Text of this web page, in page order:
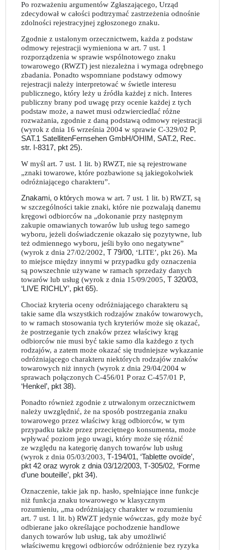
Po rozważeniu argumentów Zgłaszającego, Urząd
zdecydował w całości podtrzymać zastrzeżenia odnośnie
zdolności rejestracyjnej zgłoszonego znaku.
Zgodnie z ustalonym orzecznictwem, każda z podstaw
odmowy rejestracji wymieniona w art. 7 ust. 1
rozporządzenia w sprawie wspólnotowego znaku
towarowego (RWZT) jest niezależna i wymaga odrębnego
zbadania. Ponadto wspomniane podstawy odmowy
rejestracji należy interpretować w świetle interesu
publicznego, który leży u źródła każdej z nich. Interes
publiczny brany pod uwagę przy ocenie każdej z tych
podstaw może, a nawet musi odzwierciedlać różne
rozważania, zgodnie z daną podstawą odmowy rejestracji
(wyrok z dnia 16 września 2004 w sprawie C-329/02 P,
SAT.1 SatellitenFernsehen GmbH/OHIM, SAT.2, Rec.
str. I-8317, pkt 25).
W myśl art. 7 ust. 1 lit. b) RWZT, nie są rejestrowane
„znaki towarowe, które pozbawione są jakiegokolwiek
odróżniającego charakteru”.
Znakami, o których mowa w art. 7 ust. 1 lit. b) RWZT, są
w szczególności takie znaki, które nie pozwalają danemu
kręgowi odbiorców na „dokonanie przy następnym
zakupie omawianych towarów lub usług tego samego
wyboru, jeżeli doświadczenie okazało się pozytywne, lub
też odmiennego wyboru, jeśli było ono negatywne”
(wyrok z dnia 27/02/2002, T 79/00, ‘LITE’, pkt 26). Ma
to miejsce między innymi w przypadku gdy oznaczenia
są powszechnie używane w ramach sprzedaży danych
towarów lub usług (wyrok z dnia 15/09/2005, T 320/03,
‘LIVE RICHLY’, pkt 65).
Chociaż kryteria oceny odróżniającego charakteru są
takie same dla wszystkich rodzajów znaków towarowych,
to w ramach stosowania tych kryteriów może się okazać,
że postrzeganie tych znaków przez właściwy krąg
odbiorców nie musi być takie samo dla każdego z tych
rodzajów, a zatem może okazać się trudniejsze wykazanie
odróżniającego charakteru niektórych rodzajów znaków
towarowych niż innych (wyrok z dnia 29/04/2004 w
sprawach połączonych C‑456/01 P oraz C‑457/01 P,
‘Henkel’, pkt 38).
Ponadto również zgodnie z utrwalonym orzecznictwem
należy uwzględnić, że na sposób postrzegania znaku
towarowego przez właściwy krąg odbiorców, w tym
przypadku także przez przeciętnego konsumenta, może
wpływać poziom jego uwagi, który może się różnić
ze względu na kategorię danych towarów lub usług
(wyrok z dnia 05/03/2003, T‑194/01, ‘Tablette ovoïde’,
pkt 42 oraz wyrok z dnia 03/12/2003, T‑305/02, ‘Forme
d’une bouteille’, pkt 34).
Oznaczenie, takie jak np. hasło, spełniające inne funkcje
niż funkcja znaku towarowego w klasycznym
rozumieniu, „ma odróżniający charakter w rozumieniu
art. 7 ust. 1 lit. b) RWZT jedynie wówczas, gdy może być
odbierane jako określające pochodzenie handlowe
danych towarów lub usług, tak aby umożliwić
właściwemu kręgowi odbiorców odróżnienie bez ryzyka